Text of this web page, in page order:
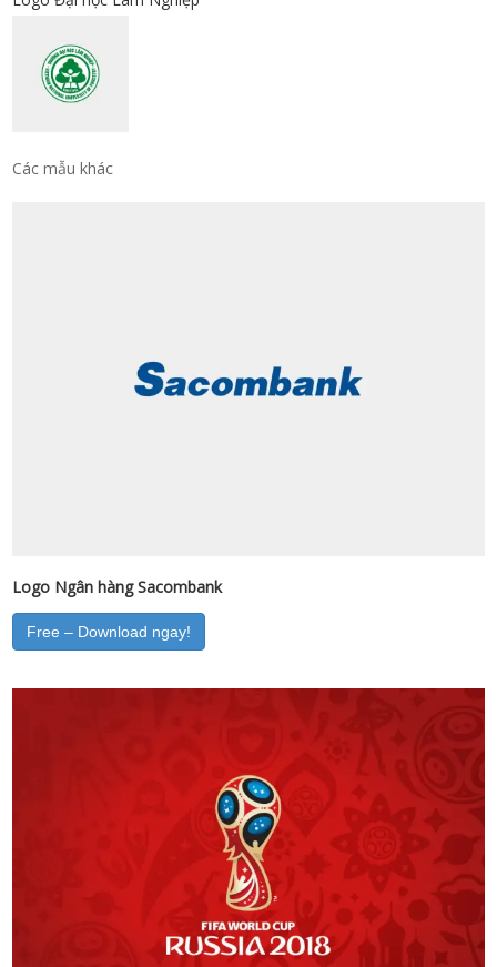
Các mẫu khác
Logo Ngân hàng Sacombank
Free – Download ngay!